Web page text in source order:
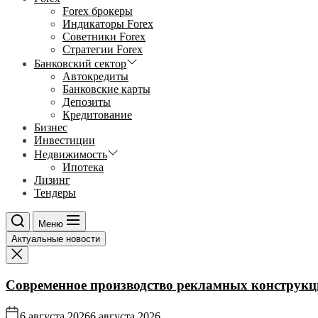
Forex брокеры
Индикаторы Forex
Советники Forex
Стратегии Forex
Банковский сектор
Автокредиты
Банковские карты
Депозиты
Кредитование
Бизнес
Инвестиции
Недвижимость
Ипотека
Лизинг
Тендеры
Меню
Актуальные новости
Современное производство рекламных